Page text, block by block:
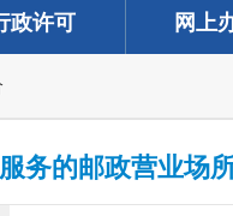
政许可 网上
务的邮政营业场